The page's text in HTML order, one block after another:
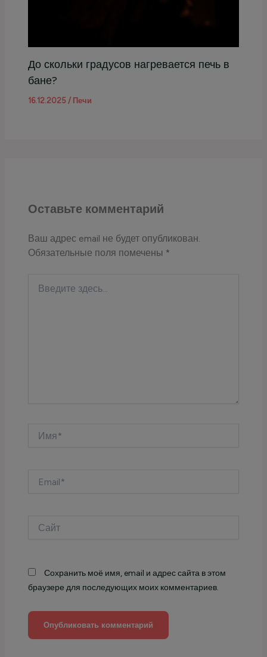
До скольки градусов нагревается печь в
бане?
16.12.2025/ Печи
Оставьте комментарий
Ваш адрес email не будет опубликован.
Обязательные поля помечены *
здесь...
Сохранить моё имя, email и адрес сайта в этом
браузере для последующих моих комментариев.